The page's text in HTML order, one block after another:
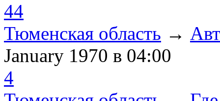
44
Тюменская область →
January 1970 в 04:00
4